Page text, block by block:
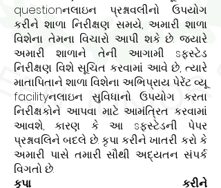
questionનલાઇન પ્રશ્નાવલીનો ઉપયોગ
કરીને શાળા નિરીક્ષણ સમયે, અમારી શાળા
વિશેના તેમના વિચારો આપી શકે છે. જ્યારે
અમારી શાળાને તેની આગામી sફસ્ટેડ
નિરીક્ષણ વિશે સૂચિત કરવામાં આવે છે, ત્યારે
માતાપિતાને શાળા વિશેના અભિપ્રાય પેરેંટ વ્યૂ
facilityનલાઇન સુવિધાનો ઉપયોગ કરતા
નિરીક્ષકોને આપવા માટે આમંત્રિત કરવામાં
આવશે, કારણ કે આ sફસ્ટેડની પેપર
પ્રશ્નાવલિને બદલે છે. કૃપા કરીને ખાતરી કરો કે
અમારી પાસે તમારી સૌથી અદ્યતન સંપર્ક
વિગતો છે.
કૃપા કરીને